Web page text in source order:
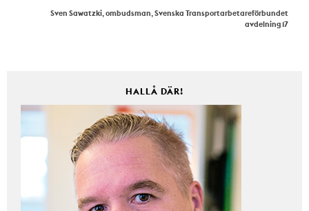
Sven Sawatzki, ombudsman, Svenska Transportarbetareförbundet
avdelning 17
HALLÅ DÄR!